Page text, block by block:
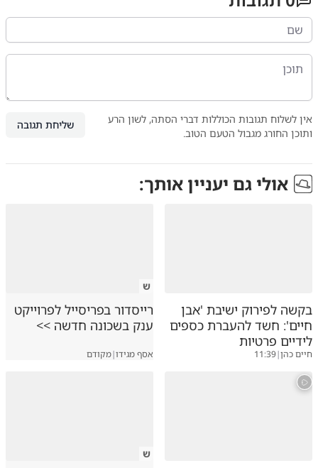
אין לשלוח תגובות הכוללות דברי הסתה, לשון הרע
ותוכן החורג מגבול הטעם הטוב.
שליחת תגובה
אולי גם יעניין אותך:
בקשה לפירוק ישיבת 'אבן
חיים': חשד להעברת כספים
לידיים פרטיות
חיים כהן|
11:39
ש
רייסדור בפריסייל לפרוייקט
ענק בשכונה חדשה >>
אסף מגידו|מקודם
ש